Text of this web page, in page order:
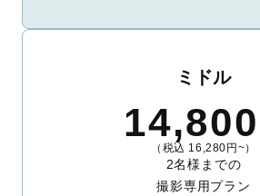
ミドル
14,800
（税込 16,280円~）
2名様までの
撮影専用プラン